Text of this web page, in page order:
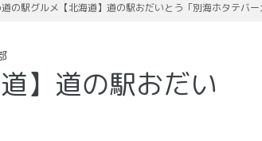
の駅グルメ【北海道】道の駅おだいとう「別海ホタテバー
】道の駅おだい